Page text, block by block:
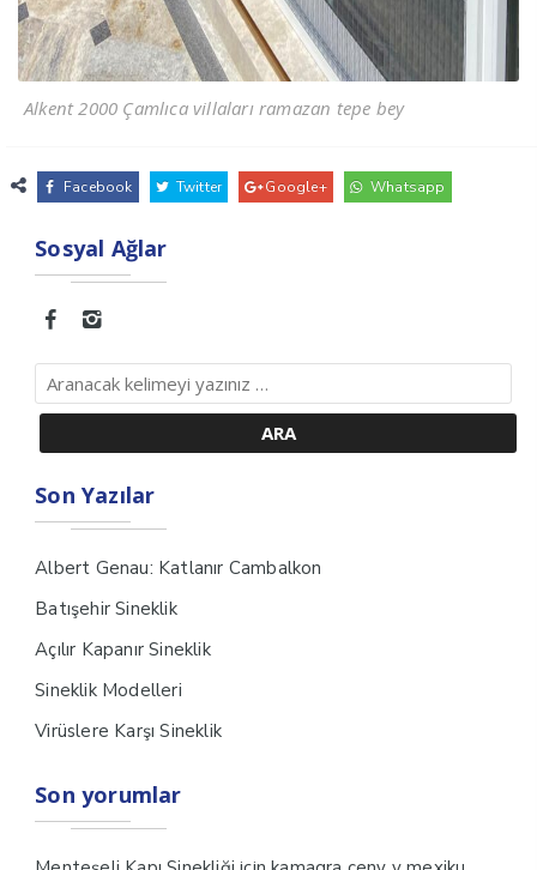
Alkent 2000 Çamlıca villaları ramazan tepe bey
Facebook Twitter Google+ Whatsapp
Sosyal Ağlar
Son Yazılar
Albert Genau: Katlanır Cambalkon
Batışehir Sineklik
Açılır Kapanır Sineklik
Sineklik Modelleri
Virüslere Karşı Sineklik
Son yorumlar